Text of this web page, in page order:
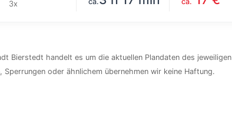
3x
Bierstedt handelt es um die aktuellen Plandaten des jeweiligen
oder ähnlichem übernehmen wir keine Haftung.